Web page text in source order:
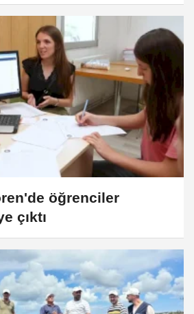
öğrenciler
çıktı